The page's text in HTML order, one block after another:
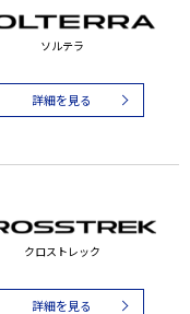
ソルテラ
詳細を見る
クロストレック
詳細を見る